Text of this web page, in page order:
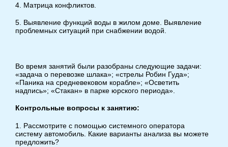
4. Матрица конфликтов.
5. Выявление функций воды в жилом доме. Выявление
проблемных ситуаций при снабжении водой.
Во время занятий были разобраны следующие задачи:
«задача о перевозке шлака»; «стрелы Робин Гуда»;
«Паника на средневековом корабле»; «Осветить
надпись»; «Стакан» в парке юрского периода».
Контрольные вопросы к занятию:
1. Рассмотрите с помощью системного оператора
систему автомобиль. Какие варианты анализа вы можете
предложить?